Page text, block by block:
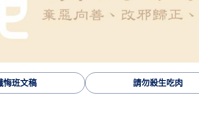
悔班文稿 請勿殺生吃肉